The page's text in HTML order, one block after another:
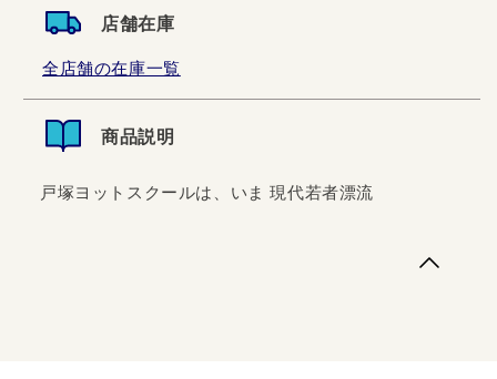
店舗在庫
全店舗の在庫一覧
商品説明
戸塚ヨットスクールは、いま 現代若者漂流